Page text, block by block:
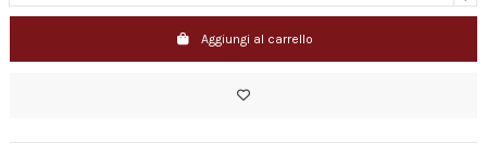
Aggiungi al carrello